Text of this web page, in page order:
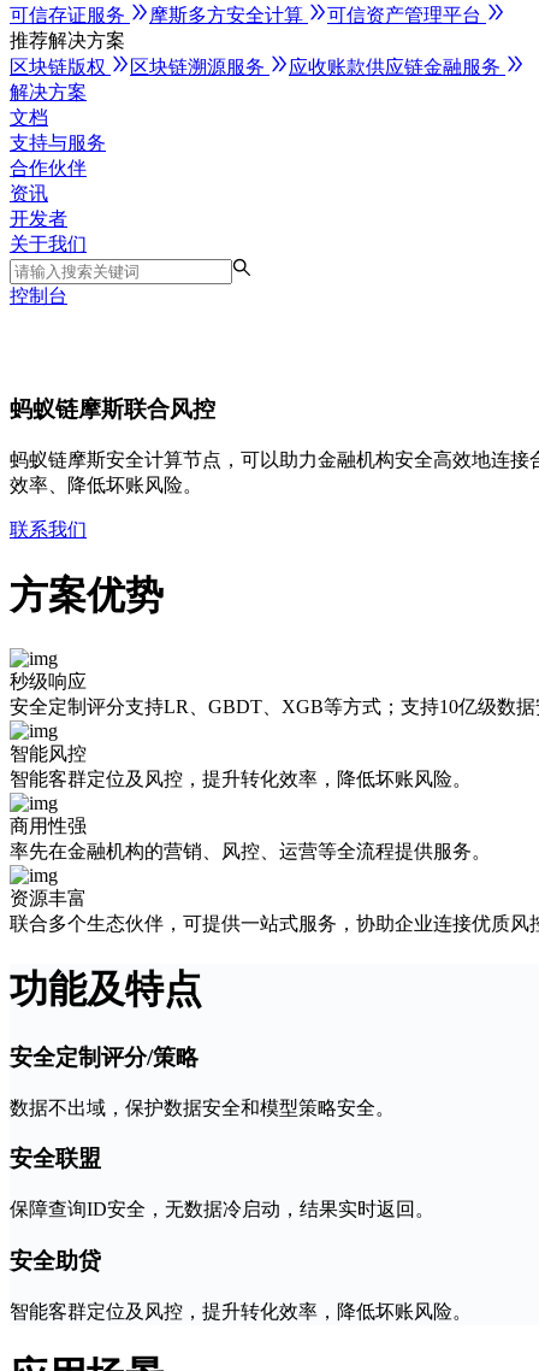
可信存证服务
摩斯多方安全计算
可信资产管理平台
推荐解决方案
区块链版权
区块链溯源服务
应收账款供应链金融服务
解决方案
文档
支持与服务
合作伙伴
资讯
开发者
关于我们
控制台
蚂蚁链摩斯联合风控
蚂蚁链摩斯安全计算节点，可以助力金融机构安全高效地连
效率、降低坏账风险。
联系我们
方案优势
秒级响应
安全定制评分支持LR、GBDT、XGB等方式；支持10亿级数
智能风控
智能客群定位及风控，提升转化效率，降低坏账风险。
商用性强
率先在金融机构的营销、风控、运营等全流程提供服务。
资源丰富
联合多个生态伙伴，可提供一站式服务，协助企业连接优质风
功能及特点
安全定制评分/策略
数据不出域，保护数据安全和模型策略安全。
安全联盟
保障查询ID安全，无数据冷启动，结果实时返回。
安全助贷
智能客群定位及风控，提升转化效率，降低坏账风险。